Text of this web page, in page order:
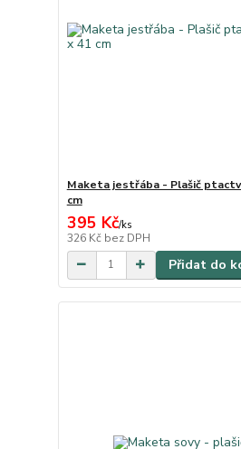
Maketa jestřába - Plašič
cm
395 Kč/ks
326 Kč bez DPH
Přidat do